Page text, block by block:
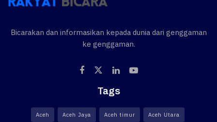
Bicarakan dan informasikan kepada dunia dari genggaman
ke genggaman.
Tags
Aceh Aceh Jaya Aceh timur Aceh Utara